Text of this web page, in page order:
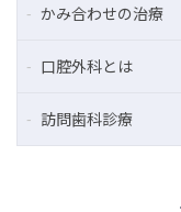
かみ合わせの治療
口腔外科とは
訪問歯科診療